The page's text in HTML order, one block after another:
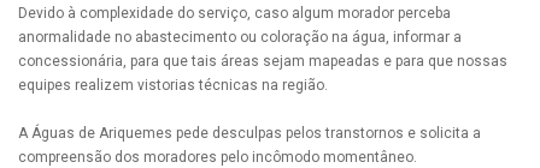
Devido à complexidade do serviço, caso algum morador perceba
anormalidade no abastecimento ou coloração na água, informar a
concessionária, para que tais áreas sejam mapeadas e para que nossas
equipes realizem vistorias técnicas na região.
A Águas de Ariquemes pede desculpas pelos transtornos e solicita a
compreensão dos moradores pelo incômodo momentâneo.